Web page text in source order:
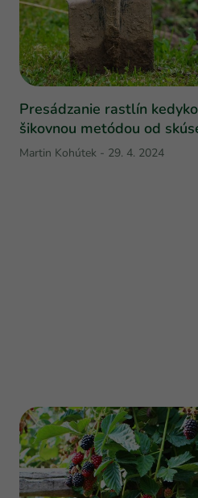
Presádzanie rastlín
šikovnou metódou od
Martin Kohútek - 29. 4. 2024